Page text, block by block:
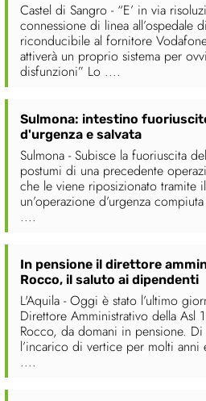
Castel di Sangro - “E’ in via
connessione di linea all’ospedale
riconducibile al fornitore
attiverà un proprio sistema per
disfunzioni” Lo ....
Sulmona: intestino
d'urgenza e salvata
Sulmona - Subisce la fuoriuscita
postumi di una precedente
che le viene riposizionato tramite
un’operazione d’urgenza
....
In pensione il direttore
Rocco, il saluto ai dipendenti
L'Aquila - Oggi è stato l’ultimo
Direttore Amministrativo della Asl
Rocco, da domani in pensione.
l’incarico di vertice per molti anni
....